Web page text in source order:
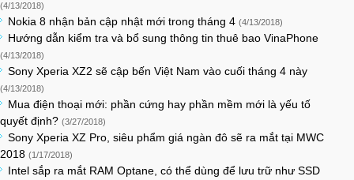
(4/13/2018)
Nokia 8 nhận bản cập nhật mới trong tháng 4 (4/13/2018)
Hướng dẫn kiểm tra và bổ sung thông tin thuê bao VinaPhone
(4/13/2018)
Sony Xperia XZ2 sẽ cập bến Việt Nam vào cuối tháng 4 này
(4/13/2018)
Mua điện thoại mới: phần cứng hay phần mềm mới là yếu tố
quyết định? (3/27/2018)
Sony Xperia XZ Pro, siêu phẩm giá ngàn đô sẽ ra mắt tại MWC
2018 (1/17/2018)
Intel sắp ra mắt RAM Optane, có thể dùng để lưu trữ như SSD